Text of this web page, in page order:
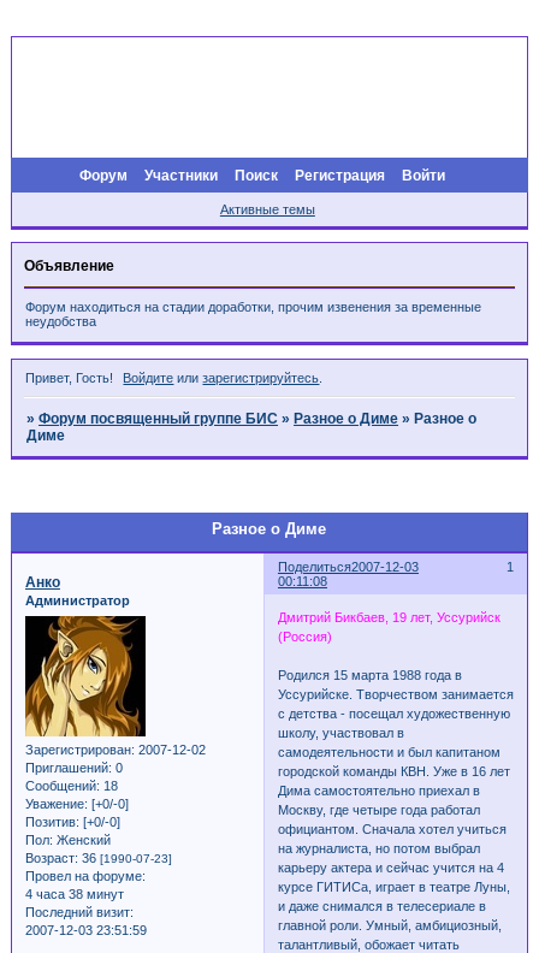
Форум Участники Поиск Регистрация Войти
Активные темы
Объявление
Форум находиться на стадии доработки, прочим извенения за временные
неудобства
Привет, Гость! Войдите илизарегистрируйтесь
»Форум посвященный группе БИС » Разное о Диме » Разное о
Диме
Разное о Диме
Поделиться 1
2007-12-03
00:11:08
Анко
Администратор
Зарегистрирован: 2007-12-02
Приглашений: 0
Сообщений: 18
Уважение: [+0/-0]
Позитив: [+0/-0]
Пол: Женский
Возраст: 36 [1990-07-23]
Провел на форуме:
4 часа 38 минут
Последний визит:
2007-12-03 23:51:59
Дмитрий Бикбаев, 19 лет, Уссурийск
(Россия)
Родился 15 марта 1988 года в
Уссурийске. Творчеством занимается
с детства - посещал художественную
школу, участвовал в
самодеятельности и был капитаном
городской команды КВН. Уже в 16 лет
Дима самостоятельно приехал в
Москву, где четыре года работал
официантом. Сначала хотел учиться
на журналиста, но потом выбрал
карьеру актера и сейчас учится на 4
курсе ГИТИСа, играет в театре Луны,
и даже снимался в телесериале в
главной роли. Умный, амбициозный,
талантливый, обожает читать